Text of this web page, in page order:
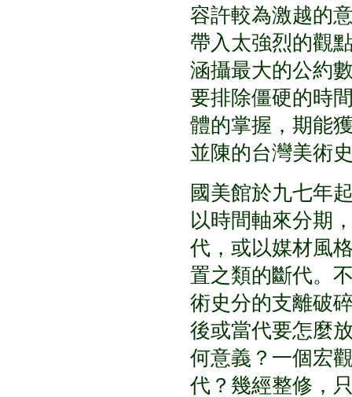
容許較為激越的
帶入太強烈的觀
涵攝最大的公約
要排除僵硬的時
體的掌握，期能
並陳的台灣美術
國美館於九七年
以時間軸來分期
代，或以媒材風
置之類的斷代。
術史分的支離破
後或當代要怎麼
何意義？一個宏
代？幾經整修，